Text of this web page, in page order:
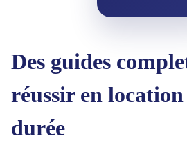
Des guides
réussir en
durée